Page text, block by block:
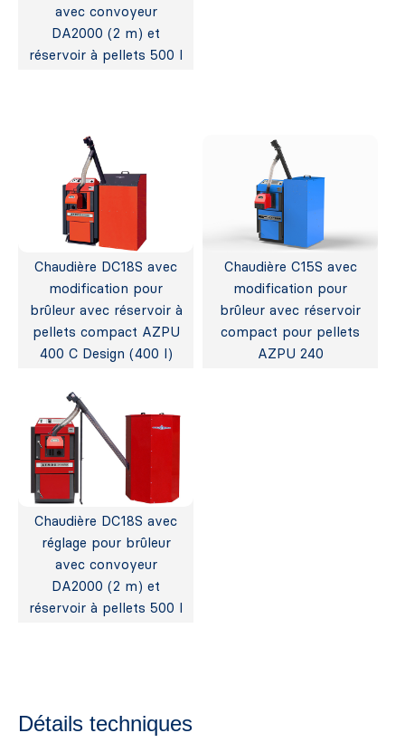
avec convoyeur
DA2000 (2 m) et
réservoir à pellets 500 l
Chaudière DC18S avec
modification pour
brûleur avec réservoir à
pellets compact AZPU
400 C Design (400 l)
Chaudière C15S avec
modification pour
brûleur avec réservoir
compact pour pellets
AZPU 240
Chaudière DC18S avec
réglage pour brûleur
avec convoyeur
DA2000 (2 m) et
réservoir à pellets 500 l
Détails techniques